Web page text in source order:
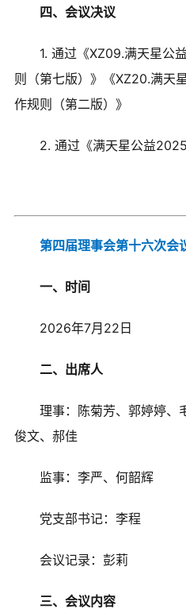
四、会议决议
1. 通过《XZ09.满天星公
则（第七版）》《XZ20.满天
作规则（第二版）》
2. 通过《满天星公益
第四届理事会第十六次会
一、时间
2026年7月22日
二、出席人
理事：陈菊芳、郭婷婷、
俊文、郝佳
监事：李严、何韶辉
党支部书记：李程
会议记录：彭莉
三、会议内容